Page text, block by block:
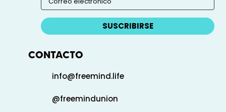
SUSCRIBIRSE
CONTACTO
info@freemind.life
@freemindunion